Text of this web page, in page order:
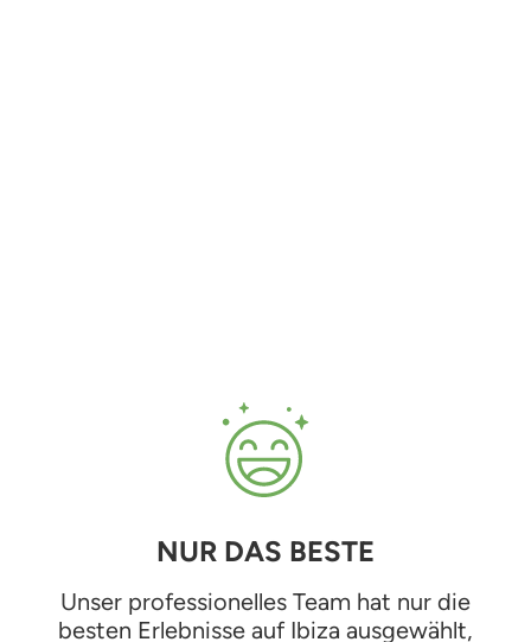
NUR DAS BESTE
Unser professionelles Team hat nur die
besten Erlebnisse auf Ibiza ausgewählt,